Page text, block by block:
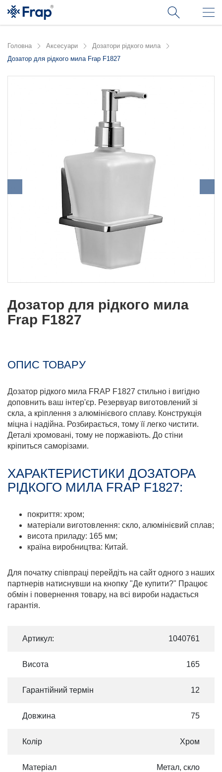
Головна Аксесуари
Дозатори рідкого мила
Дозатор для рідкого мила Frap F1827
Дозатор для рідкого мила
Frap F1827
ОПИС ТОВАРУ
Дозатор рідкого мила FRAP F1827 стильно і вигідно
доповнить ваш інтер'єр. Резервуар виготовлений зі
скла, а кріплення з алюмінієвого сплаву. Конструкція
міцна і надійна. Розбирається, тому її легко чистити.
Деталі хромовані, тому не поржавіють. До стіни
кріпиться саморізами.
ХАРАКТЕРИСТИКИ ДОЗАТОРА
РІДКОГО МИЛА FRAP F1827:
покриття: хром;
матеріали виготовлення: скло, алюмінієвий сплав;
висота приладу: 165 мм;
країна виробництва: Китай.
Для початку співпраці перейдіть на сайт одного з наших
партнерів натиснувши на кнопку "Де купити?" Працює
обмін і повернення товару, на всі вироби надається
гарантія.
Артикул: 1040761
Висота 165
Гарантійний термін 12
Довжина 75
Колір Хром
Матеріал Метал, скло